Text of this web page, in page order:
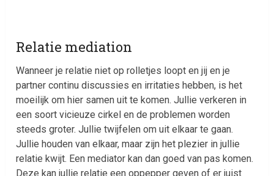
Relatie mediation
Wanneer je relatie niet op rolletjes loopt en jij en je
partner continu discussies en irritaties hebben, is het
moeilijk om hier samen uit te komen. Jullie verkeren in
een soort vicieuze cirkel en de problemen worden
steeds groter. Jullie twijfelen om uit elkaar te gaan.
Jullie houden van elkaar, maar zijn het plezier in jullie
relatie kwijt. Een mediator kan dan goed van pas komen.
Deze kan jullie relatie een oppepper geven of er juist